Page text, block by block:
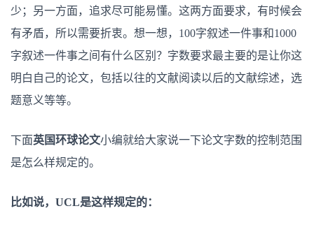
国
Essay、
论
文
字
要
少；另一方面，追求尽可能易懂。这两方面要求，有时候会
有矛盾，所以需要折衷。想一想，100字叙述一件事和1000
字叙述一件事之间有什么区别？字数要求最主要的是让你这
明白自己的论文，包括以往的文献阅读以后的文献综述，选
题意义等等。
下面英国环球论文小编就给大家说一下论文字数的控制范围
是怎么样规定的。
比如说，UCL是这样规定的：